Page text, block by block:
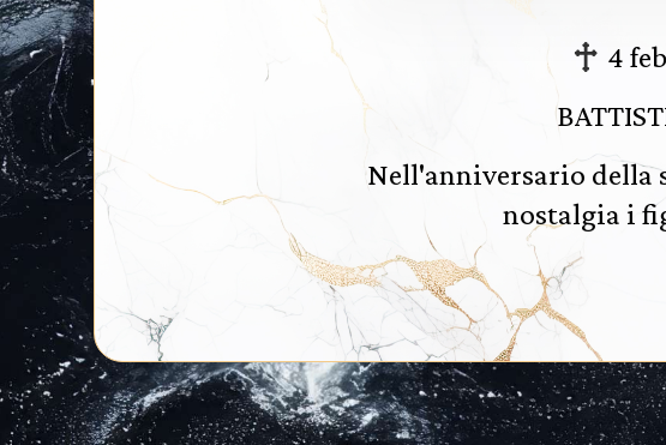
4
Nell'anniversario della
nostalgia i